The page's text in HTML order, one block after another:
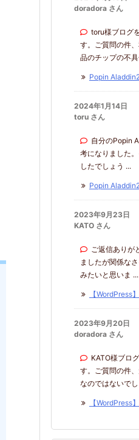
doradora さん
toru様ブログ
す。ご質問の件
品のチップの不
Popin
2024年1月14日
toru さん
自分のPopin
考になりました
したでしょう ...
Popin
2023年9月23日
KATO さん
ご返信ありが
ましたが関係な
みたいと思いま ...
【WordPress
2023年9月20日
doradora さん
KATO様ブロ
す。ご質問の件
なのではないで
【WordPress